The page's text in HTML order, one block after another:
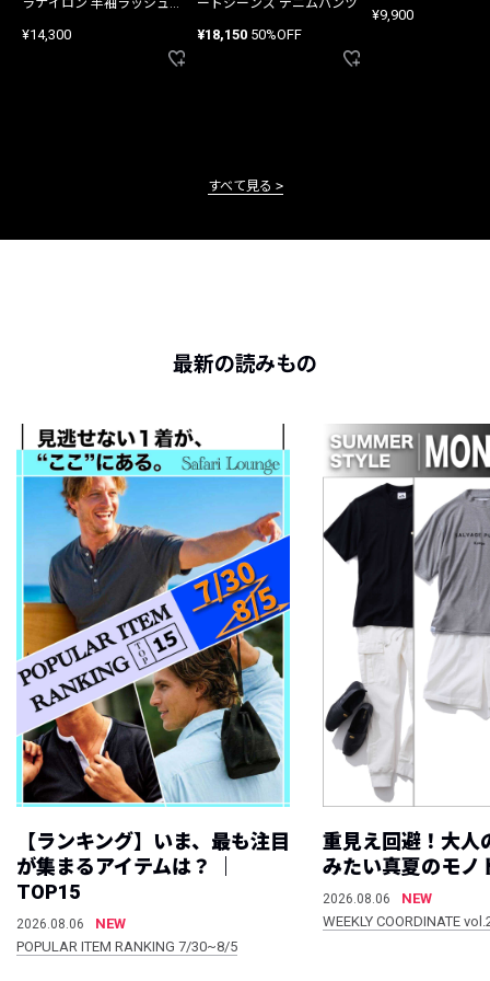
¥14,300 ¥18,150 50%OFF
¥9,900
すべて見る
最新の読みもの
【ランキング】いま、最も注目
が集まるアイテムは？ ｜
TOP15
2026.08.06
NEW
POPULAR ITEM RANKING 7/30~8/5
重見え回避！大人
みたい真夏のモノ
2026.08.06
NEW
WEEKLY COORDINATE